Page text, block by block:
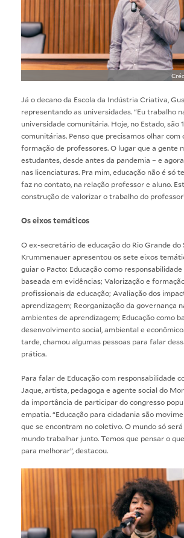
Já o decano da Escola da Indústria Criativa,
representando as universidades. “Eu trabalho
universidade comunitária. Hoje, no Estado, são
comunitárias. Penso que precisamos olhar com
formação de professores. O lugar que a gente
estudantes, desde antes da pandemia – e
nas licenciaturas. Pra mim, educação não é só
faz no contato, na relação professor e aluno.
construção de valorizar o trabalho do
Os eixos temáticos
O ex-secretário de educação do Rio Grande do
Krummenauer apresentou os sete eixos
guiar o Pacto: Educação como
baseada em evidências; Valorização e
profissionais da educação; Avaliação dos
aprendizagem; Reorganização da governança
ambientes de aprendizagem; Educação como
desenvolvimento social, ambiental e
tarde, chamou algumas pessoas para falar
prática.
Para falar de Educação com responsabilidade
Jaque, artista, pedagoga e agente social do
da importância de participar do congresso
empatia. “Educação para cidadania são
que se encontram no coletivo. O mundo só
mundo trabalhar junto. Temos que pensar o
para melhorar”, destacou.